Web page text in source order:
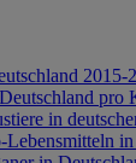
2015-
pro
in